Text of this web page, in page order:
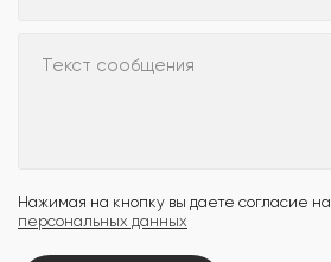
Текст сообщения
Нажимая на кнопку вы даете согласие на
персональных данных